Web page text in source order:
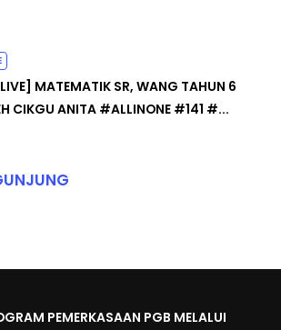
MATEMATIK SR, WANG TAHUN 6
CIKGU ANITA #ALLINONE #141 #...
PEMERKASAAN PGB MELALUI